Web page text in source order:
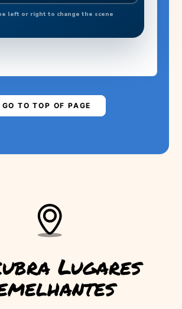
JOE ADVENTURESNEEDS
HELP!
left or right to change the scene
GO TO TOP OF PAGE
Lugares